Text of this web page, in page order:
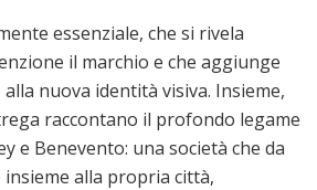
essenziale, che si rivela
il marchio e che aggiunge
nuova identità visiva. Insieme,
raccontano il profondo legame
e Benevento: una società che da
insieme alla propria città,